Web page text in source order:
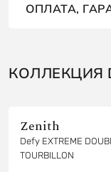
ОПЛАТА,
КОЛЛЕКЦИЯ
Zenith
Defy EXTREME
TOURBILLON